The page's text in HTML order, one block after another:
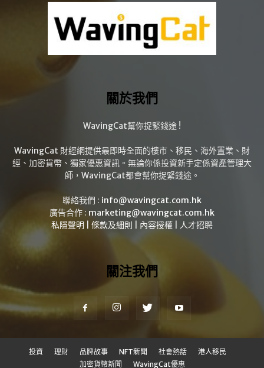
關於我們
WavingCat幫你捉緊錢途 !
WavingCat 財經網提供最即時全面的樓市、移民、海外置業、財
經、加密貨幣、獨家優惠資訊。無論你係投資新手定係資產管理大
師，WavingCat都會幫你捉緊錢途。
聯絡我們 : info@wavingcat.com.hk
廣告合作 : marketing@wavingcat.com.hk
私隱聲明
條款及細則 內容授權 人才招聘
關注我們
投資 理財 品牌故事 NFT新聞 社會熱話
港人移民
加密貨幣新聞
WavingCat優惠